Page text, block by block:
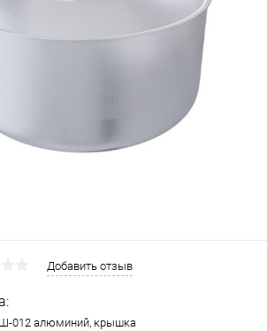
Добавить отзыв
012 алюминий, крышка